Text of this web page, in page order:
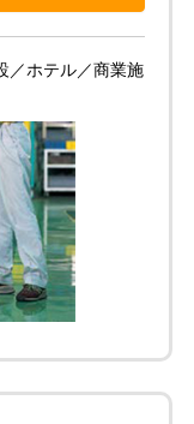
／ホテル／商業施